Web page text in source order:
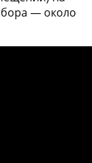
— около